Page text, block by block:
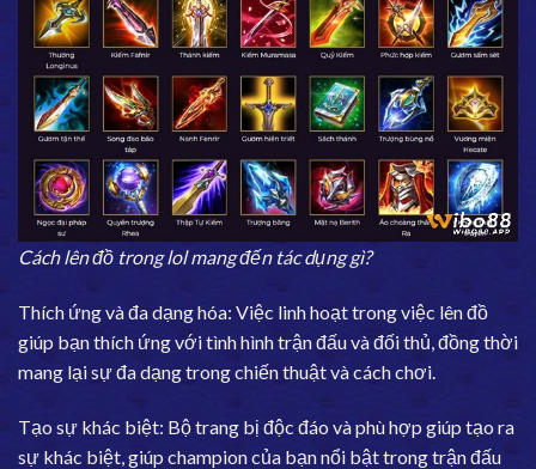
Cách lên đồ trong lol mang đến tác dụng gì?
Thích ứng và đa dạng hóa: Việc linh hoạt trong việc lên đồ
giúp bạn thích ứng với tình hình trận đấu và đối thủ, đồng thời
mang lại sự đa dạng trong chiến thuật và cách chơi.
Tạo sự khác biệt: Bộ trang bị độc đáo và phù hợp giúp tạo ra
sự khác biệt, giúp champion của bạn nổi bật trong trận đấu